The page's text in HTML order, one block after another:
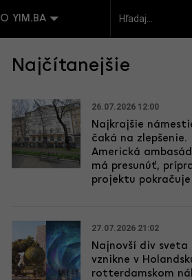
O YIM.BA
Najčítanejšie
26.07.2026 12:00
Najkrajšie
čaká na zlepšenie.
Americká
má presunúť,
projektu pokračuje
27.07.2026 21:02
Najnovší div sveta
vznikne v
rotterdamskom